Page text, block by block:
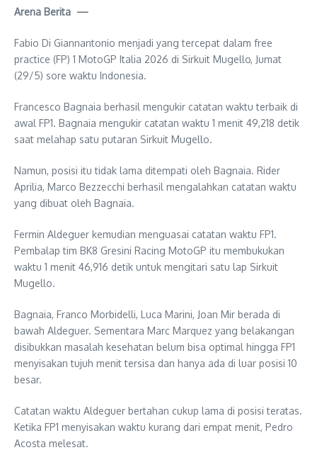
Arena Berita —
Fabio Di Giannantonio menjadi yang tercepat dalam free
practice (FP) 1 MotoGP Italia 2026 di Sirkuit Mugello, Jumat
(29/5) sore waktu Indonesia.
Francesco Bagnaia berhasil mengukir catatan waktu terbaik di
awal FP1. Bagnaia mengukir catatan waktu 1 menit 49,218 detik
saat melahap satu putaran Sirkuit Mugello.
Namun, posisi itu tidak lama ditempati oleh Bagnaia. Rider
Aprilia, Marco Bezzecchi berhasil mengalahkan catatan waktu
yang dibuat oleh Bagnaia.
Fermin Aldeguer kemudian menguasai catatan waktu FP1.
Pembalap tim BK8 Gresini Racing MotoGP itu membukukan
waktu 1 menit 46,916 detik untuk mengitari satu lap Sirkuit
Mugello.
Bagnaia, Franco Morbidelli, Luca Marini, Joan Mir berada di
bawah Aldeguer. Sementara Marc Marquez yang belakangan
disibukkan masalah kesehatan belum bisa optimal hingga FP1
menyisakan tujuh menit tersisa dan hanya ada di luar posisi 10
besar.
Catatan waktu Aldeguer bertahan cukup lama di posisi teratas.
Ketika FP1 menyisakan waktu kurang dari empat menit, Pedro
Acosta melesat.